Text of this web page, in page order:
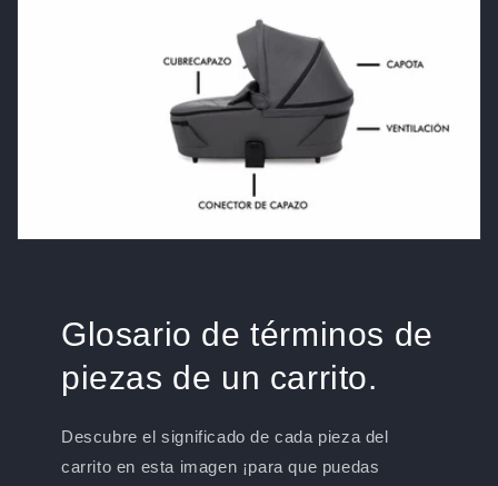
Glosario de términos de
piezas de un carrito.
Descubre el significado de cada pieza del
carrito en esta imagen ¡para que puedas